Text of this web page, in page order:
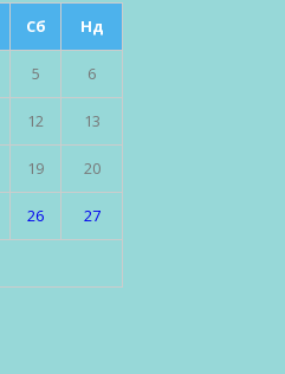
Сб Нд
5 6
12 13
19 20
26 27